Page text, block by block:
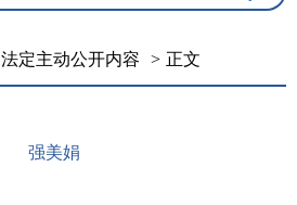
法定主动公开内容 > 正文
强美娟